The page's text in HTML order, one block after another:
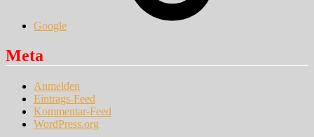
Google
Meta
Anmelden
Eintrags-Feed
Kommentar-Feed
WordPress.org